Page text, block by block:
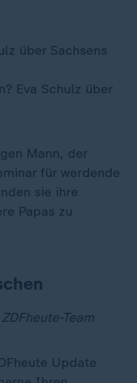
über Sachsens
Eva Schulz über
Mann, der
für werdende
sie ihre
Papas zu
Team
Update